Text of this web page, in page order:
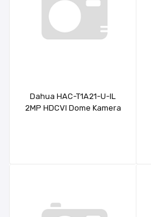
Dahua HAC-T1A21-U-IL
2MP HDCVI Dome Kamera